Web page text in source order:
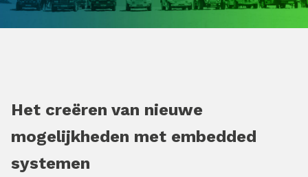
Het creëren van nieuwe
mogelijkheden met embedded
systemen